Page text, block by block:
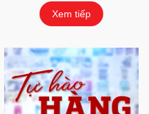
chức lễ tôn vinh "Hàng Việt ...
Xem tiếp